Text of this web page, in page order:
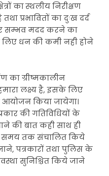
का स्थलीय निरीक्षण
प्रभावितों का दुःख दर्द
सम्भव मदद करने का
लिए धन की कमी नही होने
का ग्रीष्मकालीन
लक्ष्य है, इसके लिए
आयोजन किया जायेगा।
की गतिविधियों के
की बात कही साथ ही
समय तक संचालित किये
पत्रकारों तथा पुलिस के
सुनिश्चित किये जाने